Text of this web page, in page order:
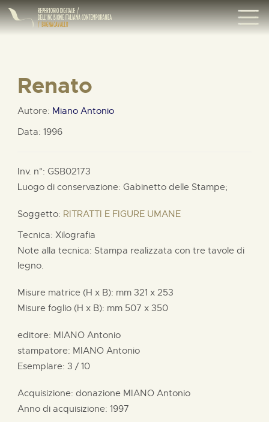
Renato
Autore: Miano Antonio
Data: 1996
Inv. n°: GSB02173
Luogo di conservazione: Gabinetto delle Stampe;
Soggetto: RITRATTI E FIGURE UMANE
Tecnica: Xilografia
Note alla tecnica: Stampa realizzata con tre tavole di
legno.
Misure matrice (H x B): mm 321 x 253
Misure foglio (H x B): mm 507 x 350
editore: MIANO Antonio
stampatore: MIANO Antonio
Esemplare: 3 / 10
Acquisizione: donazione MIANO Antonio
Anno di acquisizione: 1997